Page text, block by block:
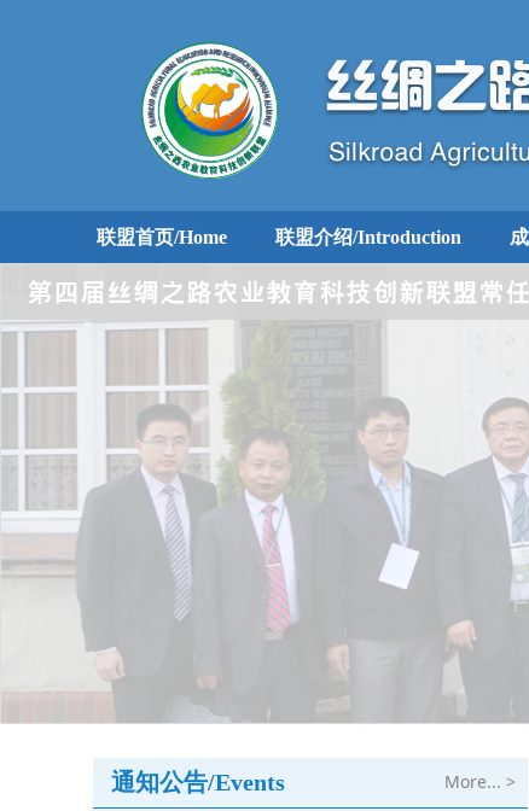
联盟首页/Home 联盟介绍/Introduction
More... >
通知公告/Events